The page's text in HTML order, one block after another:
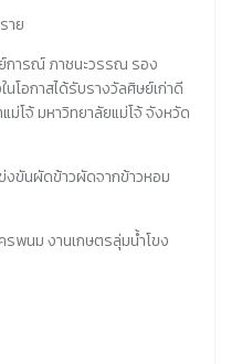
าย
การณ์ ภาชนะวรรณ รอง
โอกาสได้รับรางวัลศิษย์เก่าดี
ม่โจ้ มหาวิทยาลัยแม่โจ้ จังหวัด
งขันผัดข้าวผัดจากข้าวหอม
พนม งานเกษตรลุ่มน้ำโขง